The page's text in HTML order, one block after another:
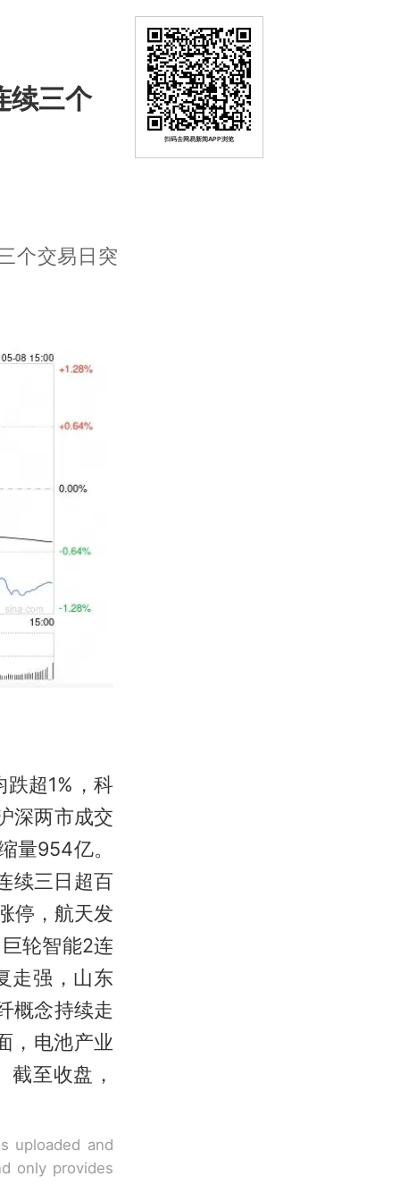
续三个
个交易日突
超1%，科
深两市成交
量954亿。
续三日超百
停，航天发
轮智能2连
走强，山东
概念持续走
，电池产业
至收盘，
uploaded and
only provides
扫码去网易新闻APP浏览